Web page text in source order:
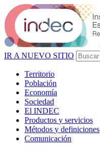
IR A NUEVO SITIO
Territorio
Población
Economía
Sociedad
El INDEC
Productos y servicios
Métodos y definiciones
Comunicación